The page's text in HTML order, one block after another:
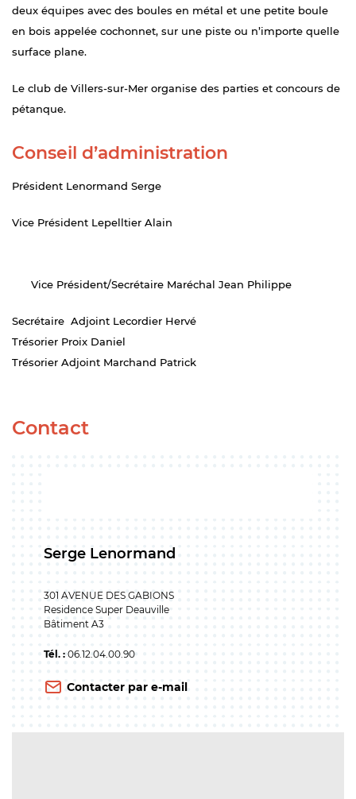
deux équipes avec des boules en métal et une petite boule
en bois appelée cochonnet, sur une piste ou n’importe quelle
surface plane.
Le club de Villers-sur-Mer organise des parties et concours de
pétanque.
Conseil d’administration
Président Lenormand Serge
Vice Président Lepelltier Alain
Vice Président/Secrétaire Maréchal Jean Philippe
Secrétaire Adjoint Lecordier Hervé
Trésorier Proix Daniel
Trésorier Adjoint Marchand Patrick
Contact
Serge Lenormand
301 AVENUE DES GABIONS
Residence Super Deauville
Bâtiment A3
Tél. : 06.12.04.00.90
Contacter par e-mail